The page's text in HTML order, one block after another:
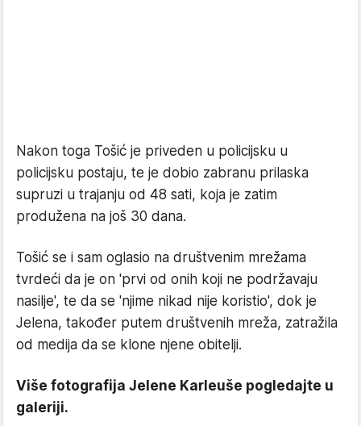
Nakon toga Tošić je priveden u policijsku u
policijsku postaju, te je dobio zabranu prilaska
supruzi u trajanju od 48 sati, koja je zatim
produžena na još 30 dana.
Tošić se i sam oglasio na društvenim mrežama
tvrdeći da je on 'prvi od onih koji ne podržavaju
nasilje', te da se 'njime nikad nije koristio', dok je
Jelena, također putem društvenih mreža, zatražila
od medija da se klone njene obitelji.
Više fotografija Jelene Karleuše pogledajte u
galeriji.